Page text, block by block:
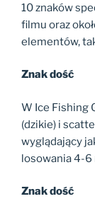
10 znaków
filmu oraz
elementów,
Znak dość
W Ice Fishing
(dzikie) i
wyglądający
losowania 4-6
Znak dość